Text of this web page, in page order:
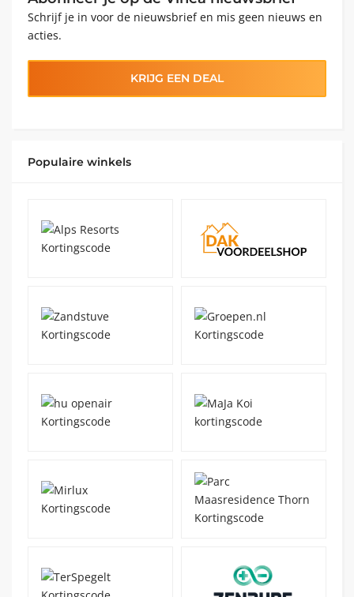
Schrijf je in voor de nieuwsbrief en mis geen nieuws en
acties.
KRIJG EEN DEAL
Populaire winkels